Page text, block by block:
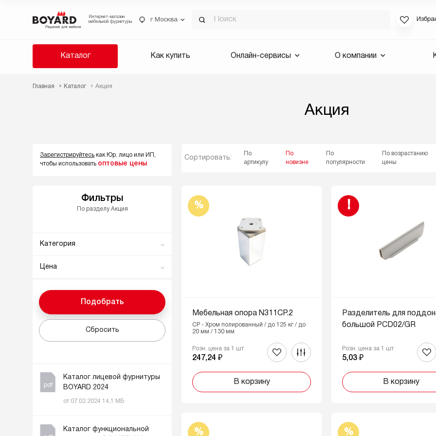
Интернет-магазин
мебельной фурнитуры
г Москва
Каталог Как купить Онлайн-сервисы О компании
Главная Каталог Акция
Акция
Зарегистрируйтесь как Юр. лицо или ИП,
чтобы использовать оптовые цены
Сортировать:
По
артикулу
По
новизне
По
популярности
По возрастанию
цены
Фильтры
По разделу Акция
Категория
Амортизаторы и толкатели
Мебельные петли
Навесы для шкафов
Метизы
Полкодержатели
ящиков и органайзеры
Цена
От До
Подобрать
Сбросить
.pdf
Каталог лицевой фурнитуры
BOYARD 2024
от 07.02.2024 14,1 МБ
Каталог функциональной
%
Мебельная опора N311CP.2
CP - Хром полированный / до 125 кг / до
20 мм / 130 мм
Розн. цена за 1 шт
247,24 ₽
В корзину
!
Разделитель для
большой PCD02/GR
Розн. цена за 1 шт
5,03 ₽
В корзину
% %
Если вы
для смены